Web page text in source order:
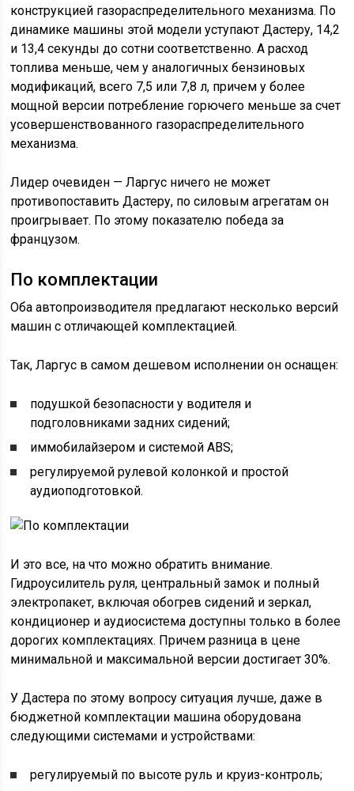
конструкцией газораспределительного механизма. По
динамике машины этой модели уступают Дастеру, 14,2
и 13,4 секунды до сотни соответственно. А расход
топлива меньше, чем у аналогичных бензиновых
модификаций, всего 7,5 или 7,8 л, причем у более
мощной версии потребление горючего меньше за счет
усовершенствованного газораспределительного
механизма.
Лидер очевиден — Ларгус ничего не может
противопоставить Дастеру, по силовым агрегатам он
проигрывает. По этому показателю победа за
французом.
По комплектации
Оба автопроизводителя предлагают несколько версий
машин с отличающей комплектацией.
Так, Ларгус в самом дешевом исполнении он оснащен:
подушкой безопасности у водителя и
подголовниками задних сидений;
иммобилайзером и системой ABS;
регулируемой рулевой колонкой и простой
аудиоподготовкой.
И это все, на что можно обратить внимание.
Гидроусилитель руля, центральный замок и полный
электропакет, включая обогрев сидений и зеркал,
кондиционер и аудиосистема доступны только в более
дорогих комплектациях. Причем разница в цене
минимальной и максимальной версии достигает 30%.
У Дастера по этому вопросу ситуация лучше, даже в
бюджетной комплектации машина оборудована
следующими системами и устройствами:
регулируемый по высоте руль и круиз-контроль;